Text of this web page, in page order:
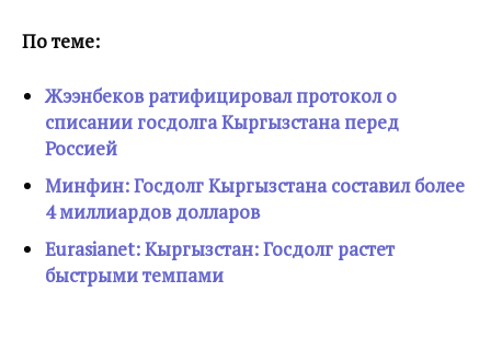
По теме:
Жээнбеков ратифицировал протокол о
списании госдолга Кыргызстана перед
Россией
Минфин: Госдолг Кыргызстана составил более
4 миллиардов долларов
Eurasianet: Кыргызстан: Госдолг растет
быстрыми темпами